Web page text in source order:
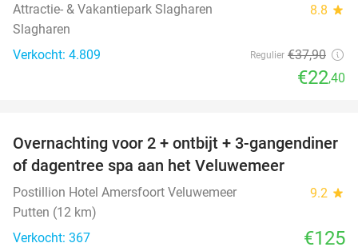
Attractie- & Vakantiepark Slagharen 8.8 star
Slagharen
Verkocht: 4.809
Regulier €37,90
€22,40
Overnachting voor 2 + ontbijt + 3-gangendiner
of dagentree spa aan het Veluwemeer
Postillion Hotel Amersfoort Veluwemeer 9.2 star
Putten (12 km)
Verkocht: 367
€125